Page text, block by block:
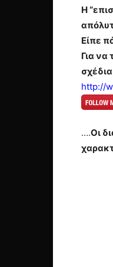
Η
Είπε
Για να
http://
….Οι